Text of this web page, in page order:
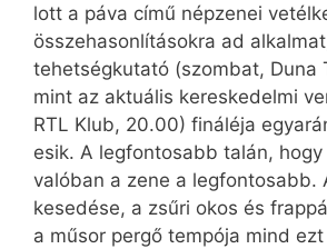
lott a pá­va cí­mű nép­ze­nei
össze­ha­son­lí­tá­sok­ra ad
te­het­ség­ku­ta­tó (szom­bat, Du­na
mint az ak­tu­á­lis ke­res­ke­del­mi
RTL Klub, 20.00) fi­ná­lé­ja
esik. A leg­fon­to­sabb ta­lán, hogy
va­ló­ban a ze­ne a
ke­se­dé­se, a zsű­ri okos és
a mű­sor per­gő tem­pó­ja mind